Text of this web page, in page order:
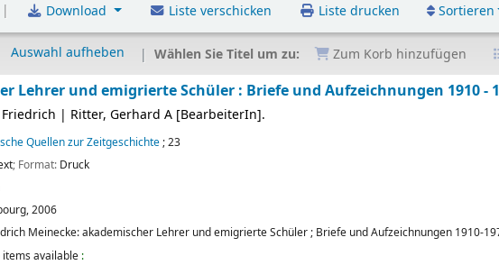
| Download Liste verschicken Liste drucken Sortieren
Auswahl aufheben Wählen Sie Titel um zu: Zum Korb hinzufügen
Lehrer und emigrierte Schüler : Briefe und Aufzeichnungen 1910 -
| Ritter, Gerhard A[BearbeiterIn].
Quellen zur Zeitgeschichte; 23
; Format: Druck
2006
Meinecke: akademischer Lehrer und emigrierte Schüler ; Briefe und Aufzeichnungen 1910-
items available :